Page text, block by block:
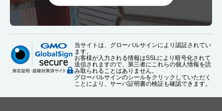
当サイトは、グローバルサインにより認証されてい
ます。
お客様が入力される情報はSSLにより暗号化されて
送信されますので、第三者にこれらの個人情報を読
み取られることはありません。
グローバルサインのシールをクリックしていただく
ことにより、サーバ証明書の検証も確認できます。